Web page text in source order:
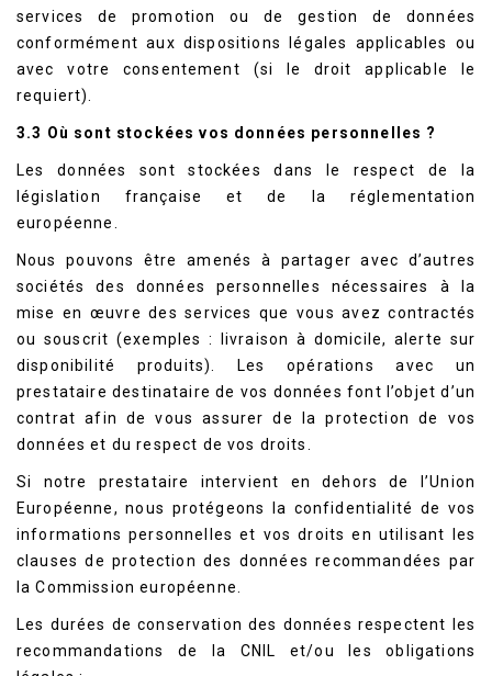
services de promotion ou de gestion de données
conformément aux dispositions légales applicables ou
avec votre consentement (si le droit applicable le
requiert).
3.3 Où sont stockées vos données personnelles ?
Les données sont stockées dans le respect de la
législation française et de la réglementation
européenne.
Nous pouvons être amenés à partager avec d’autres
sociétés des données personnelles nécessaires à la
mise en œuvre des services que vous avez contractés
ou souscrit (exemples : livraison à domicile, alerte sur
disponibilité produits). Les opérations avec un
prestataire destinataire de vos données font l’objet d’un
contrat afin de vous assurer de la protection de vos
données et du respect de vos droits.
Si notre prestataire intervient en dehors de l’Union
Européenne, nous protégeons la confidentialité de vos
informations personnelles et vos droits en utilisant les
clauses de protection des données recommandées par
la Commission européenne.
Les durées de conservation des données respectent les
recommandations de la CNIL et/ou les obligations